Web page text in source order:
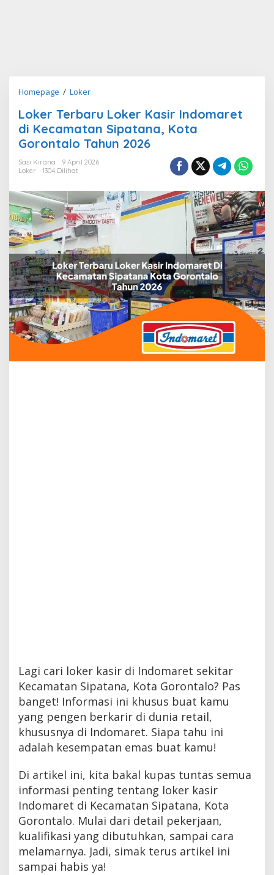
Homepage / LokerLoker
Loker
Kasir
Indomaret
Kecamatan
Kota
Gorontalo
Tahun
2026
Loker Terbaru Loker Kasir Indomaret
di Kecamatan Sipatana, Kota
Gorontalo Tahun 2026
Sasi Kirana
9 April 2026
Loker
1304 Dilihat
Lagi cari loker kasir di Indomaret sekitar
Kecamatan Sipatana, Kota Gorontalo? Pas
banget! Informasi ini khusus buat kamu
yang pengen berkarir di dunia retail,
khususnya di Indomaret. Siapa tahu ini
adalah kesempatan emas buat kamu!
Di artikel ini, kita bakal kupas tuntas semua
informasi penting tentang loker kasir
Indomaret di Kecamatan Sipatana, Kota
Gorontalo. Mulai dari detail pekerjaan,
kualifikasi yang dibutuhkan, sampai cara
melamarnya. Jadi, simak terus artikel ini
sampai habis ya!